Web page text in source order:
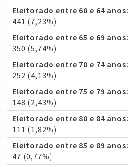
Eleitorado entre 60 e 64 anos:
441 (7,23%)
Eleitorado entre 65 e 69 anos:
350 (5,74%)
Eleitorado entre 70 e 74 anos:
252 (4,13%)
Eleitorado entre 75 e 79 anos:
148 (2,43%)
Eleitorado entre 80 e 84 anos:
111 (1,82%)
Eleitorado entre 85 e 89 anos:
47 (0,77%)